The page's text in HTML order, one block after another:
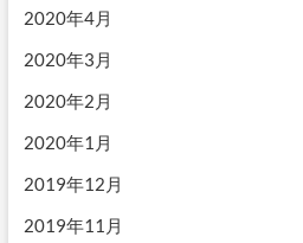
2020年4月
2020年3月
2020年2月
2020年1月
2019年12月
2019年11月